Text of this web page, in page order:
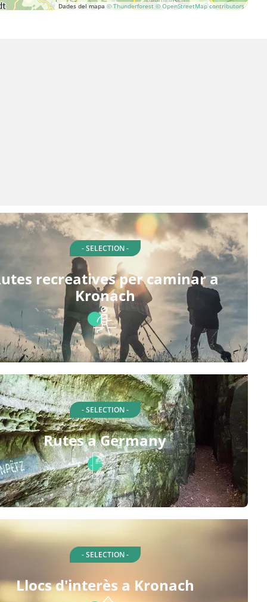
Dades del mapa © Thunderforest © OpenStreetMap contributors
- SELECTION -
recreatives per caminar a
Kronach
- SELECTION -
Rutes a Germany
- SELECTION -
Llocs d'interès a Kronach